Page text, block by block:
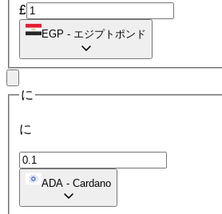
£
EGP - エジプトポンド
に
に
ADA - Cardano